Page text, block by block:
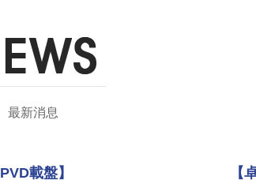
最新消息
載盤】 【